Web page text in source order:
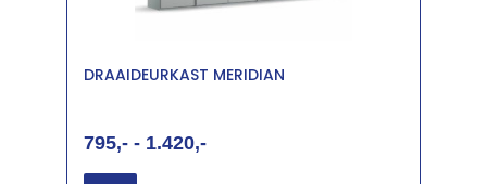
DRAAIDEURKAST MERIDIAN
795 - 1.420